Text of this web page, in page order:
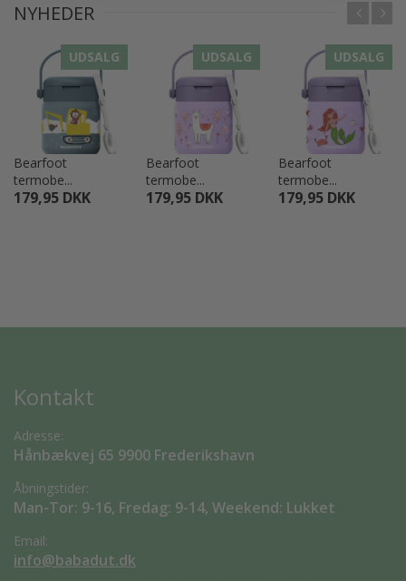
NYHEDER
UDSALG
Bearfoot
termobe...
179,95 DKK
UDSALG
Bearfoot
termobe...
179,95 DKK
UDSALG
Bearfoot
termobe...
179,95 DKK
Kontakt
Adresse:
Hånbækvej 65 9900 Frederikshavn
Åbningstider:
Man-Tor: 9-16, Fredag: 9-14, Weekend: Lukket
Email:
info@babadut.dk